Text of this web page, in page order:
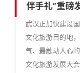
伴手礼”重磅
武汉正加快建设
文化旅游目的地
气、最触动人心
文化旅游发展大